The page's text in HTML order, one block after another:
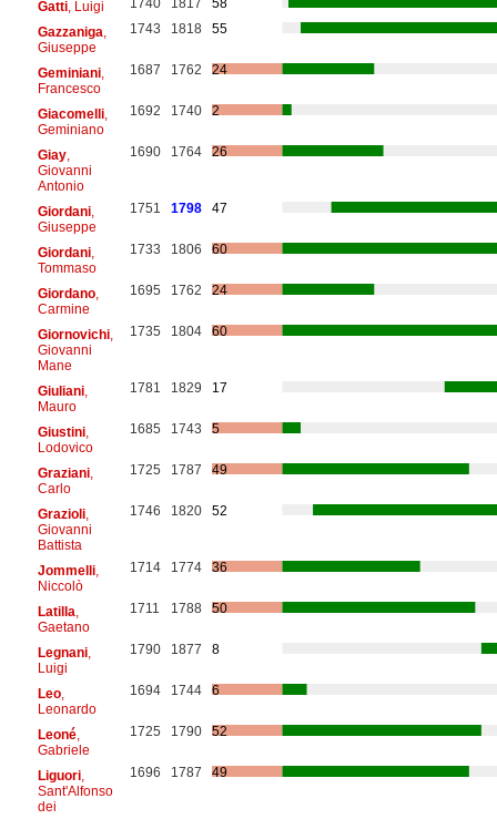
Gatti, Luigi 1740 1817
58
Gazzaniga
Giuseppe
1743 1818 55
Geminiani,
Francesco
1687 1762 24
Giacomelli,
Geminiano
1692 1740 2
Giay,
Giovanni
Antonio
1690 1764 26
Giordani,
Giuseppe
1751 1798 47
Giordani,
Tommaso
1733 1806 60
Giordano,
Carmine
1695 1762 24
Giornovichi,
Giovanni
Mane
1735 1804 60
Giuliani,
Mauro
1781 1829 17
Giustini,
Lodovico
1685 1743 5
Graziani,
Carlo
1725 1787 49
Grazioli,
Giovanni
Battista
1746 1820 52
Jommelli,
Niccolò
1714 1774 36
Latilla
Gaetano
1711 1788 50
Legnani,
Luigi
1790 1877 8
Leo,
Leonardo
1694 1744 6
Leoné,
Gabriele
1725 1790 52
Liguori,
Sant'Alfonso
dei
1696 1787 49